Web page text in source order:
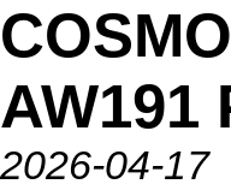
AW191
2026-04-17